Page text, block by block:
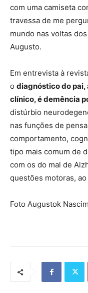
com uma camiseta
travessa de me
mundo nas voltas
Augusto.
Em entrevista à
o diagnóstico do pai,
clínico, é demência
distúrbio
nas funções de
comportamento,
tipo mais comum de
com os do mal de
questões motoras,
Foto Augustok